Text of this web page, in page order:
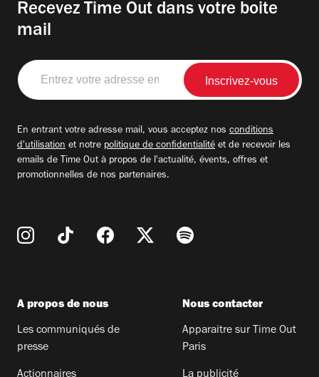
Recevez Time Out dans votre boite
mail
Entrez
votre
adresse
En entrant votre adresse mail, vous acceptez nos conditions
d'utilisation et notre politique de confidentialité et de recevoir les
emails de Time Out à propos de l'actualité, évents, offres et
promotionnelles de nos partenaires.
A propos de nous
Les communiqués de
presse
Actionnaires
Nous contacter
Apparaitre sur Time Out
Paris
La publicité